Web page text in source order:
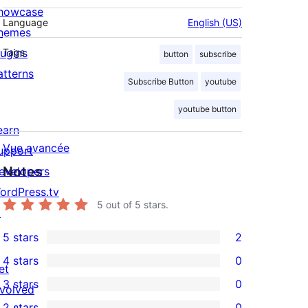
Language English (US)
Tags button subscribe
Subscribe Button youtube
youtube button
Vue avancée
Notes
5 out of 5 stars.
2
5-
star
5 stars 2
0
4-
4 stars 0
0
3 stars 0